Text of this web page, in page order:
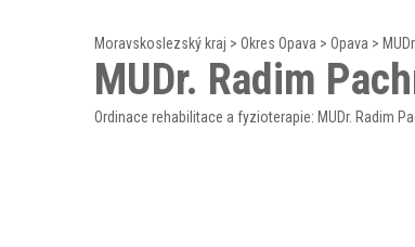
Moravskoslezský kraj > Okres Opava > Opava >
MUDr. Radim
Ordinace rehabilitace a fyzioterapie: MUDr. Radim